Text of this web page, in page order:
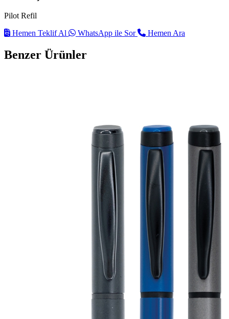
Pilot Refil
Hemen Teklif Al
WhatsApp ile Sor Hemen Ara
Benzer Ürünler